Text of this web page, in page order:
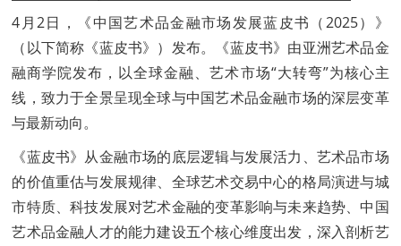
4月2日，《中国艺术品金融市场发展蓝皮书（2025）》
（以下简称《蓝皮书》）发布。《蓝皮书》由亚洲艺术品金
融商学院发布，以全球金融、艺术市场“大转弯”为核心主
线，致力于全景呈现全球与中国艺术品金融市场的深层变革
与最新动向。
《蓝皮书》从金融市场的底层逻辑与发展活力、艺术品市场
的价值重估与发展规律、全球艺术交易中心的格局演进与城
市特质、科技发展对艺术金融的变革影响与未来趋势、中国
艺术品金融人才的能力建设五个核心维度出发，深入剖析艺